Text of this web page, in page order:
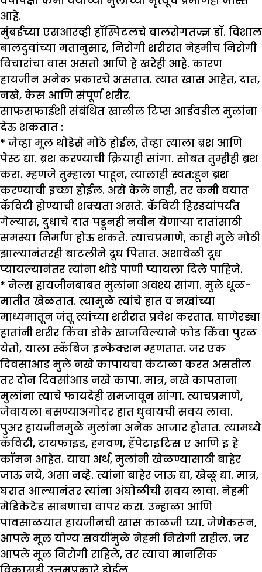
आहे.
मुंबईच्या एसआरव्ही हॉस्पिटलचे बालरोगतज्ज्ञ डॉ. विशाल
बालदुवांच्या मतानुसार, निरोगी शरीरात नेहमीच निरोगी
विचारांचा वास असतो आणि हे खरेही आहे. कारण
हायजीन अनेक प्रकारचे असतात. त्यात खास आहेत, दात,
नखे, केस आणि संपूर्ण शरीर.
साफसफाईशी संबंधित खालील टिप्स आईवडील मुलांना
देऊ शकतात :
* जेव्हा मूल थोडेसे मोठे होईल, तेव्हा त्याला ब्रश आणि
पेस्ट द्या. ब्रश करण्याची क्रियाही सांगा. सोबत तुम्हीही ब्रश
करा. म्हणजे तुम्हाला पाहून, त्यालाही स्वत:हून ब्रश
करण्याची इच्छा होईल. असे केले नाही, तर कमी वयात
कॅविटी होण्याची शक्यता असते. कॅविटी हिरडयांपर्यंत
गेल्यास, दुधाचे दात पडूनही नवीन येणाऱ्या दातांसाठी
समस्या निर्माण होऊ शकते. त्याचप्रमाणे, काही मुले मोठी
झाल्यानंतरही बाटलीने दूध पितात. अशावेळी दूध
प्यायल्यानंतर त्यांना थोडे पाणी प्यायला दिले पाहिजे.
* नेल्स हायजीनबाबत मुलांना अवश्य सांगा. मुले धूळ-
मातीत खेळतात. त्यामुळे त्यांचे हात व नखांच्या
माध्यमातून जंतू त्यांच्या शरीरात प्रवेश करतात. घाणेरड्या
हातांनी शरीर किंवा डोके खाजविल्याने फोड किंवा पुरळ
येतो, याला स्कॅबिज इन्फेक्शन म्हणतात. जर एक
दिवसाआड मुले नखे कापायचा कंटाळा करत असतील
तर दोन दिवसांआड नखे कापा. मात्र, नखे कापताना
मुलांना त्याचे फायदेही समजावून सांगा. त्याचप्रमाणे,
जेवायला बसण्याअगोदर हात धुवायची सवय लावा.
पुअर हायजीनमुळे मुलांना अनेक आजार होतात. त्यामध्ये
कॅविटी, टायफाइड, हगवण, हॅपेटाइटिस ए आणि इ हे
कॉमन आहेत. याचा अर्थ, मुलांनी खेळण्यासाठी बाहेर
जाऊ नये, असा नव्हे. त्यांना बाहेर जाऊ द्या, खेळू द्या. मात्र,
घरात आल्यानंतर त्यांना अंघोळीची सवय लावा. नेहमी
मेडिकेटेड साबणाचा वापर करा. उन्हाळा आणि
पावसाळयात हायजीनची खास काळजी घ्या. जेणेकरून,
आपले मूल योग्य सवयींमुळे नेहमी निरोगी राहील. जर
आपले मूल निरोगी राहिले, तर त्याचा मानसिक